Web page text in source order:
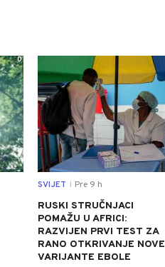
0
SVIJET Pre 9 h
RUSKI STRUČNJACI
POMAŽU U AFRICI:
RAZVIJEN PRVI TEST ZA
RANO OTKRIVANJE NOVE
VARIJANTE EBOLE